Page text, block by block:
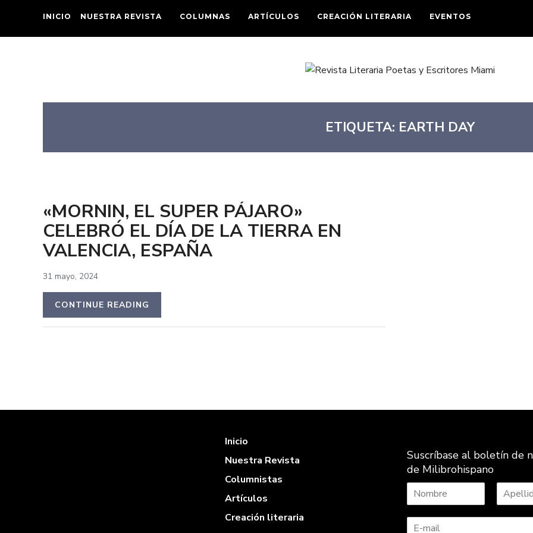
INICIO NUESTRA REVISTA COLUMNAS ARTÍCULOS CREACIÓN LITERARIA EVENTOS
ETIQUETA: EARTH DAY
«MORNIN, EL SUPER PÁJARO»
CELEBRÓ EL DÍA DE LA TIERRA EN
VALENCIA, ESPAÑA
31 mayo, 2024
CONTINUE READING
Inicio
Nuestra Revista
Columnistas
Artículos
Creación literaria
Suscríbase al boletín de
de Milibrohispano
o
p